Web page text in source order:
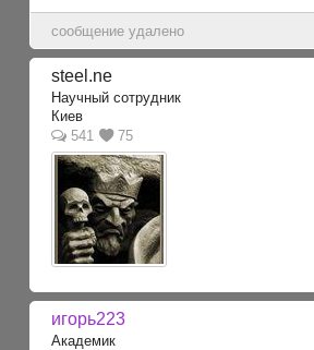
сообщение удалено
steel.ne
Научный сотрудник
Киев
541
75
игорь223
Академик